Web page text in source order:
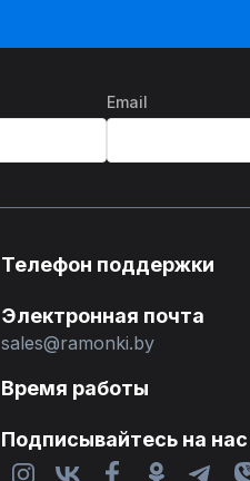
Email
Телефон поддержки
Электронная почта
sales@ramonki.by
Время работы
Подписывайтесь на нас